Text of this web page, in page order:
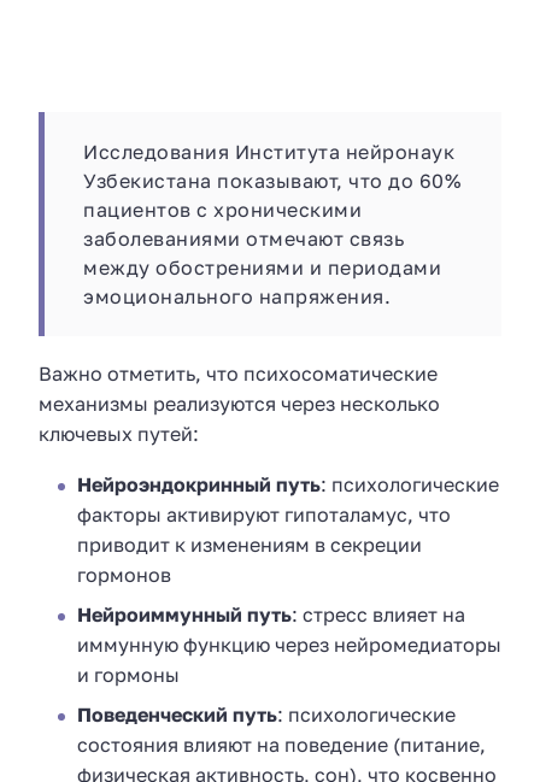
Исследования Института нейронаук
Узбекистана показывают, что до 60%
пациентов с хроническими
заболеваниями отмечают связь
между обострениями и периодами
эмоционального напряжения.
Важно отметить, что психосоматические
механизмы реализуются через несколько
ключевых путей:
Нейроэндокринный путь: психологические
факторы активируют гипоталамус, что
приводит к изменениям в секреции
гормонов
Нейроиммунный путь: стресс влияет на
иммунную функцию через нейромедиаторы
и гормоны
Поведенческий путь: психологические
состояния влияют на поведение (питание,
физическая активность, сон), что косвенно